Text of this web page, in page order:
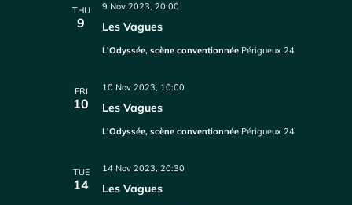
THU
9 Les Vagues
9 Nov 2023, 20:00
L'Odyssée, scène conventionnée Périgueux 24
FRI
10 Les Vagues
10 Nov 2023, 10:00
L'Odyssée, scène conventionnée Périgueux 24
TUE
14 Les Vagues
14 Nov 2023, 20:30